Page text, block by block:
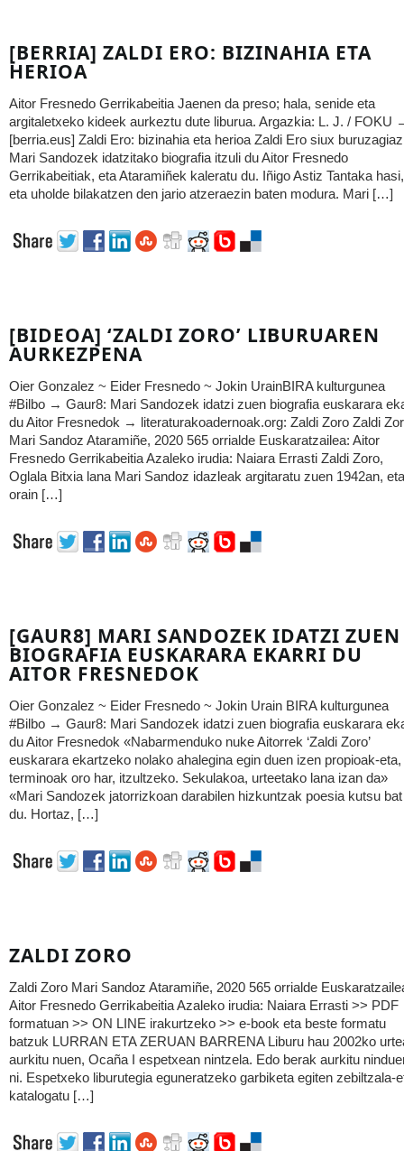
[BERRIA] ZALDI ERO: BIZINAHIA ETA
HERIOA
Aitor Fresnedo Gerrikabeitia Jaenen da preso; hala, senide eta
argitaletxeko kideek aurkeztu dute liburua. Argazkia: L. J. / FOKU
[berria.eus] Zaldi Ero: bizinahia eta herioa Zaldi Ero siux buruzagiaz
Mari Sandozek idatzitako biografia itzuli du Aitor Fresnedo
Gerrikabeitiak, eta Ataramiñek kaleratu du. Iñigo Astiz Tantaka hasi,
eta uholde bilakatzen den jario atzeraezin baten modura. Mari […]
[BIDEOA] ‘ZALDI ZORO’ LIBURUAREN
AURKEZPENA
Oier Gonzalez ~ Eider Fresnedo ~ Jokin UrainBIRA kulturgunea
#Bilbo → Gaur8: Mari Sandozek idatzi zuen biografia euskarara
du Aitor Fresnedok → literaturakoadernoak.org: Zaldi Zoro Zaldi
Mari Sandoz Ataramiñe, 2020 565 orrialde Euskaratzailea: Aitor
Fresnedo Gerrikabeitia Azaleko irudia: Naiara Errasti Zaldi Zoro,
Oglala Bitxia lana Mari Sandoz idazleak argitaratu zuen 1942an, eta
orain […]
[GAUR8] MARI SANDOZEK IDATZI ZUEN
BIOGRAFIA EUSKARARA EKARRI DU
AITOR FRESNEDOK
Oier Gonzalez ~ Eider Fresnedo ~ Jokin Urain BIRA kulturgunea
#Bilbo → Gaur8: Mari Sandozek idatzi zuen biografia euskarara
du Aitor Fresnedok «Nabarmenduko nuke Aitorrek ‘Zaldi Zoro’
euskarara ekartzeko nolako ahalegina egin duen izen propioak-eta,
terminoak oro har, itzultzeko. Sekulakoa, urteetako lana izan da»
«Mari Sandozek jatorrizkoan darabilen hizkuntzak poesia kutsu bat
du. Hortaz, […]
ZALDI ZORO
Zaldi Zoro Mari Sandoz Ataramiñe, 2020 565 orrialde
Aitor Fresnedo Gerrikabeitia Azaleko irudia: Naiara Errasti >> PDF
formatuan >> ON LINE irakurtzeko >> e-book eta beste formatu
batzuk LURRAN ETA ZERUAN BARRENA Liburu hau 2002ko
aurkitu nuen, Ocaña I espetxean nintzela. Edo berak aurkitu
ni. Espetxeko liburutegia eguneratzeko garbiketa egiten zebiltzala-
katalogatu […]